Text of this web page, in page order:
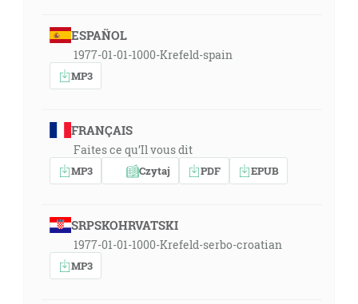
ESPAÑOL
1977-01-01-1000-Krefeld-spain
MP3
FRANÇAIS
Faites ce qu’Il vous dit
MP3 Czytaj PDF EPUB
SRPSKOHRVATSKI
1977-01-01-1000-Krefeld-serbo-croatian
MP3